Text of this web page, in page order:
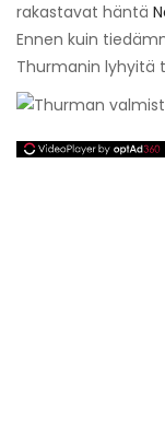
rakastavat häntä
Ennen kuin
Thurmanin lyhyitä